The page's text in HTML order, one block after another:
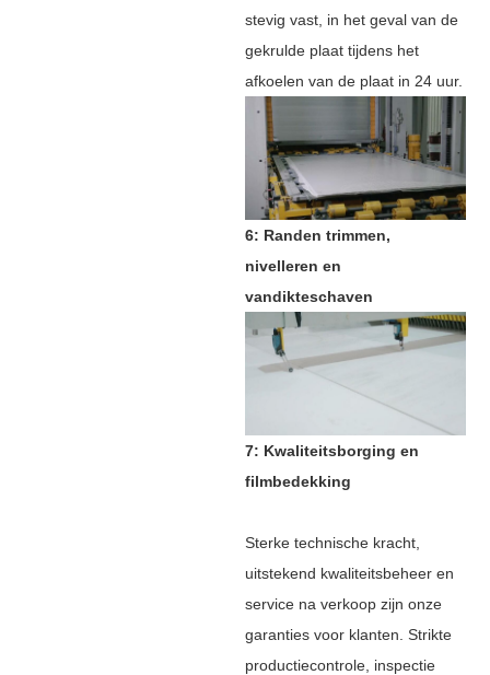
stevig vast, in het geval van de
gekrulde plaat tijdens het
afkoelen van de plaat in 24 uur.
6: Randen trimmen,
nivelleren en
vandikteschaven
7: Kwaliteitsborging en
filmbedekking
Sterke technische kracht,
uitstekend kwaliteitsbeheer en
service na verkoop zijn onze
garanties voor klanten. Strikte
productiecontrole, inspectie